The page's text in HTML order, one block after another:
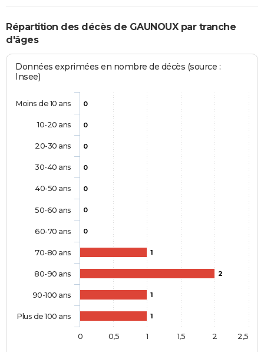
Répartition des décès de GAUNOUX par tranche
d'âges
Données exprimées en nombre de décès (source :
Insee)
0
0
0
0
0
0
0
1
2
1
1
Moins de 10 ans
10-20 ans
20-30 ans
30-40 ans
40-50 ans
50-60 ans
60-70 ans
70-80 ans
80-90 ans
90-100 ans
Plus de 100 ans
0 0,5 1 1,5 2 2,5